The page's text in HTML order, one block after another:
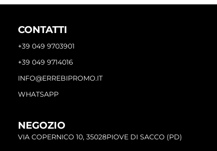
CONTATTI
+39 049 9703901
+39 049 9714016
INFO@ERREBIPROMO.IT
WHATSAPP
NEGOZIO
VIA COPERNICO 10, 35028PIOVE DI SACCO (PD)